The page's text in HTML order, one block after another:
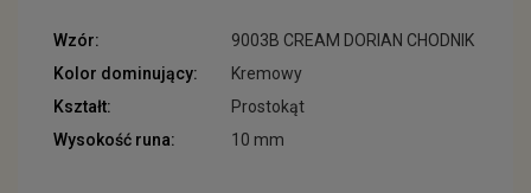
Wzór:
9003B CREAM DORIAN CHODNIK
Kolor dominujący:
Kremowy
Kształt:
Prostokąt
Wysokość runa:
10 mm